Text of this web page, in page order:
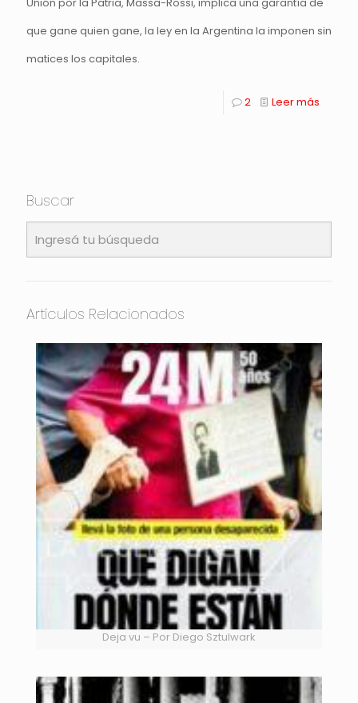
que gane quien gane, la ley en la Argentina la imponen sin
matices los capitales.
2 Leer más
Buscar
Artículos Relacionados
Deja vu – Por Diego Sztulwark